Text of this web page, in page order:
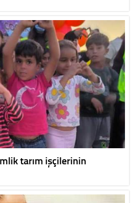
tarım işçilerinin